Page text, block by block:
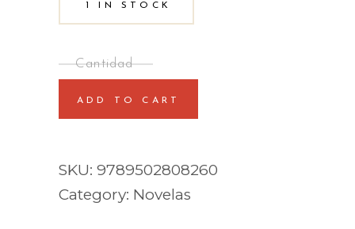
1 IN STOCK
ADD TO CART
SKU: 9789502808260
Category: Novelas